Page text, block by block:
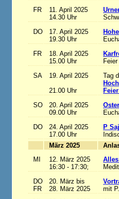
FR
11. April 2025
14.30 Uhr
DO
17. April 2025
19.30 Uhr
FR
18. April 2025
15.00 Uhr
SA
19. April 2025
21.00 Uhr
Tag
SO
20. April 2025
09.00 Uhr
DO
24. April 2025
17.00 Uhr
P
März 2025
MI
12. März 2025
16:30 - 17:30;
DO
FR
20. März bis
28. März 2025
mit